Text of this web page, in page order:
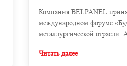
Компания BELPANEL
международном форуме
металлургической
Читать далее